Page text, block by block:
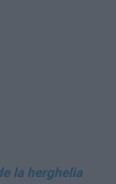
la herghelia